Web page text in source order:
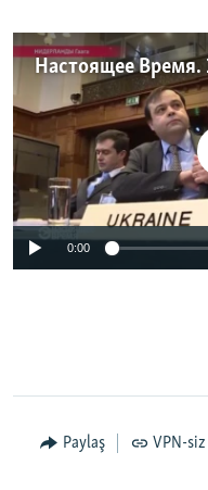
Настоящее Время.
No media
0:00
Paylaş VPN-